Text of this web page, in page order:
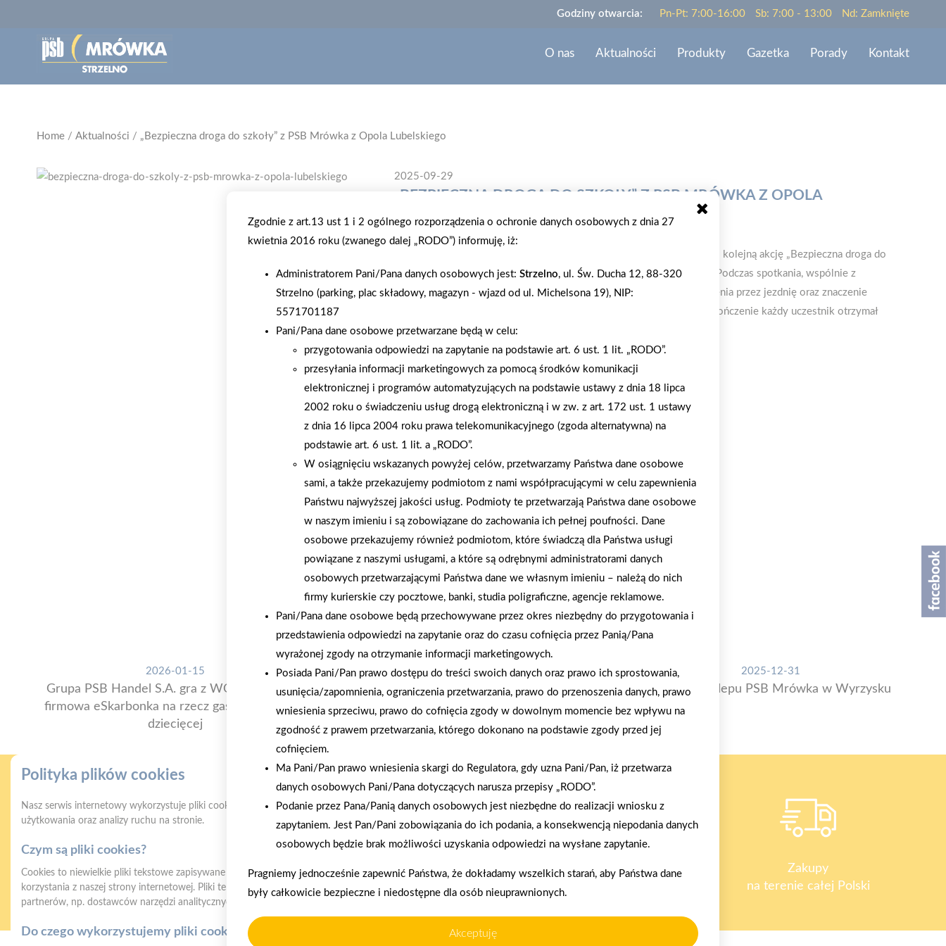
Godziny otwarcia: Pn-Pt: 7:00-16:00 Sb: 7:00 - 13:00 Nd: Zamknięte
O nas Aktualności Produkty Gazetka Porady Kontakt
Home / Aktualności / „Bezpieczna droga do szkoły” z PSB Mrówka z Opola Lubelskiego
2025-09-29
„BEZPIECZNA DROGA DO SZKOŁY” Z PSB MRÓWKA Z OPOLA
LUBELSKIEGO
PSB Mrówka z Opola Lubelskiego zorganizowała we wrześniu 2025 r. kolejną akcję „Bezpieczna droga do
szkoły” dla uczniów klas 1–3 ze Szkoły Podstawowej w Poniatowej. Podczas spotkania, wspólnie z
policjantami, przypomniano dzieciom zasady bezpiecznego przechodzenia przez jezdnię oraz znaczenie
noszenia odblasków, które zwiększają widoczność po zmroku. Na zakończenie każdy uczestnik otrzymał
drobne upominki – słodycze i elementy odblaskowe.
AKTUALNOŚCI
2026-01-15
Grupa PSB Handel S.A. gra z WOŚP. Powstała
firmowa eSkarbonka na rzecz gastroenterologii
dziecięcej
2026-01-12
Zacisze S.A. dołącza do Grupy PSB. Sieć kończy
rok strategicznym otwarciem po rebrandingu
2025-12-31
Otwarcie sklepu PSB Mrówka w Wyrzysku
Gwarancja jakości
naszych produktów
Zakupy w systemie
ratalnym
Oferujemy zakupy
telefoniczne
Zakupy
na terenie całej Polski
Zgodnie z art.13 ust 1 i 2 ogólnego rozporządzenia o ochronie danych osobowych z dnia 27
kwietnia 2016 roku (zwanego dalej „RODO”) informuję, iż:
Administratorem Pani/Pana danych osobowych jest: Strzelno, ul. Św. Ducha 12, 88-320
Strzelno (parking, plac składowy, magazyn - wjazd od ul. Michelsona 19), NIP:
5571701187
Pani/Pana dane osobowe przetwarzane będą w celu:
przygotowania odpowiedzi na zapytanie na podstawie art. 6 ust. 1 lit. „RODO”.
przesyłania informacji marketingowych za pomocą środków komunikacji
elektronicznej i programów automatyzujących na podstawie ustawy z dnia 18 lipca
2002 roku o świadczeniu usług drogą elektroniczną i w zw. z art. 172 ust. 1 ustawy
z dnia 16 lipca 2004 roku prawa telekomunikacyjnego (zgoda alternatywna) na
podstawie art. 6 ust. 1 lit. a „RODO”.
W osiągnięciu wskazanych powyżej celów, przetwarzamy Państwa dane osobowe
sami, a także przekazujemy podmiotom z nami współpracującymi w celu zapewnienia
Państwu najwyższej jakości usług. Podmioty te przetwarzają Państwa dane osobowe
w naszym imieniu i są zobowiązane do zachowania ich pełnej poufności. Dane
osobowe przekazujemy również podmiotom, które świadczą dla Państwa usługi
powiązane z naszymi usługami, a które są odrębnymi administratorami danych
osobowych przetwarzającymi Państwa dane we własnym imieniu – należą do nich
firmy kurierskie czy pocztowe, banki, studia poligraficzne, agencje reklamowe.
Pani/Pana dane osobowe będą przechowywane przez okres niezbędny do przygotowania i
przedstawienia odpowiedzi na zapytanie oraz do czasu cofnięcia przez Panią/Pana
wyrażonej zgody na otrzymanie informacji marketingowych.
Posiada Pani/Pan prawo dostępu do treści swoich danych oraz prawo ich sprostowania,
usunięcia/zapomnienia, ograniczenia przetwarzania, prawo do przenoszenia danych, prawo
wniesienia sprzeciwu, prawo do cofnięcia zgody w dowolnym momencie bez wpływu na
zgodność z prawem przetwarzania, którego dokonano na podstawie zgody przed jej
cofnięciem.
Ma Pani/Pan prawo wniesienia skargi do Regulatora, gdy uzna Pani/Pan, iż przetwarza
danych osobowych Pani/Pana dotyczących narusza przepisy „RODO”.
Podanie przez Pana/Panią danych osobowych jest niezbędne do realizacji wniosku z
zapytaniem. Jest Pan/Pani zobowiązania do ich podania, a konsekwencją niepodania danych
osobowych będzie brak możliwości uzyskania odpowiedzi na wysłane zapytanie.
Pragniemy jednocześnie zapewnić Państwa, że dokładamy wszelkich starań, aby Państwa dane
były całkowicie bezpieczne i niedostępne dla osób nieuprawnionych.
Akceptuję
Polityka plików cookies
Nasz serwis internetowy wykorzystuje pliki cookies w celu zapewnienia prawidłowego działania strony, poprawy komfortu
użytkowania oraz analizy ruchu na stronie.
Czym są pliki cookies?
Cookies to niewielkie pliki tekstowe zapisywane na urządzeniu użytkownika (komputerze, tablecie, smartfonie) podczas
korzystania z naszej strony internetowej. Pliki te mogą być odczytywane przez nasz system oraz systemy zaufanych
partnerów, np. dostawców narzędzi analitycznych.
Do czego wykorzystujemy pliki cookies?